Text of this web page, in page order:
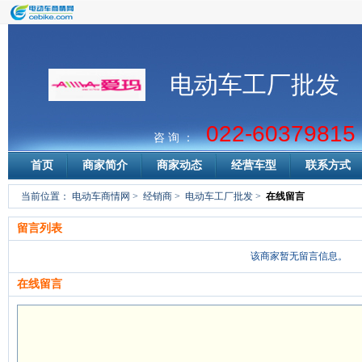
电动车工厂批发
咨 询 ： 022-60379815
首页 商家简介 商家动态 经营车型 联系方式
当前位置： 电动车商情网 > 经销商 > 电动车工厂批发 > 在线留言
留言列表
该商家暂无留言信息。
在线留言